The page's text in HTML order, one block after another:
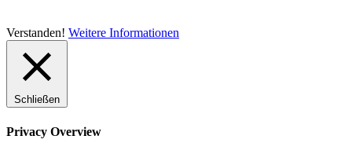
Verstanden! Weitere Informationen
Schließen
Privacy Overview